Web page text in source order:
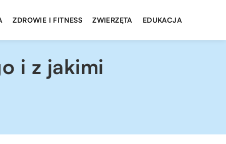
ZDROWIE I FITNESS ZWIERZĘTA EDUKACJA
i z jakimi